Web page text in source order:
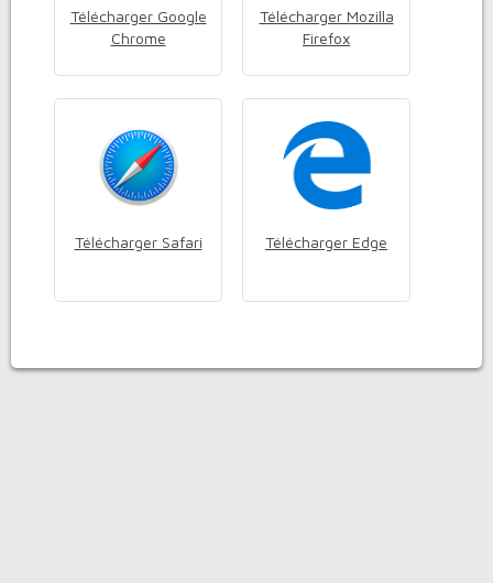
Télécharger Google
Chrome
Télécharger Mozilla
Firefox
Télécharger Safari Télécharger Edge